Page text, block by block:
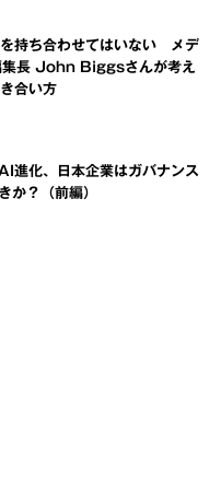
持ち合わせてはいない メデ
集長 John Biggsさんが考え
合い方
進化、日本企業はガバナンス
か？（前編）